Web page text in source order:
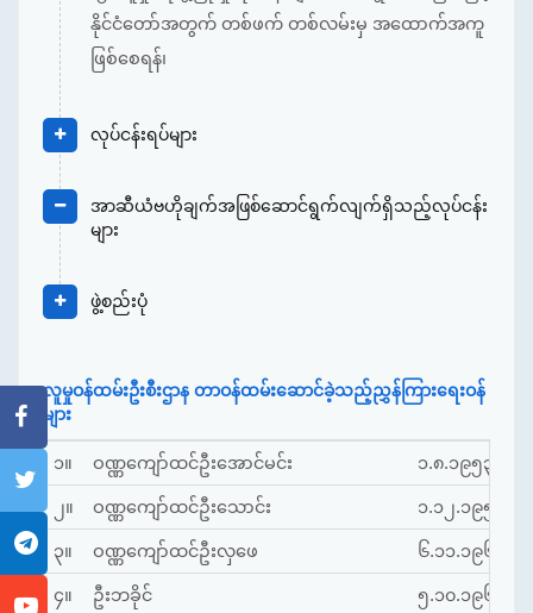
နိုင်ငံတော်အတွက် တစ်ဖက် တစ်လမ်းမှ အထောက်အကူ
ဖြစ်စေရန်၊
လုပ်ငန်းရပ်များ
အာဆီယံဗဟိုချက်အဖြစ်ဆောင်ရွက်လျက်ရှိသည့်လုပ်ငန်း
များ
ဖွဲ့စည်းပုံ
လူမှုဝန်ထမ်းဦးစီးဌာန တာဝန်ထမ်းဆောင်ခဲ့သည့်ညွှန်ကြားရေးဝန်
များ
၁။ ဝဏ္ဏကျော်ထင်ဦးအောင်မင်း ၁.၈.၁၉၅၃
၂။ ဝဏ္ဏကျော်ထင်ဦးသောင်း ၁.၁၂.၁၉၅၉
၃။ ဝဏ္ဏကျော်ထင်ဦးလှဖေ ၆.၁၁.၁၉၆၂
၄။ ဦးဘခိုင် ၅.၁၀.၁၉၆၃